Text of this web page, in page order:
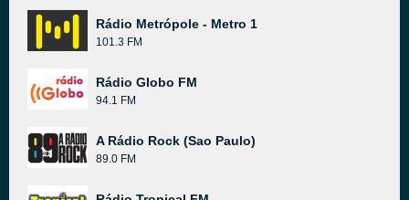
Rádio Metrópole - Metro 1
101.3 FM
Rádio Globo FM
94.1 FM
A Rádio Rock (Sao Paulo)
89.0 FM